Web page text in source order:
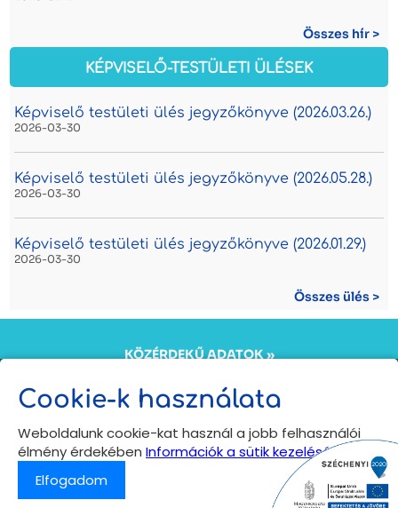
Összes hír >
KÉPVISELŐ-TESTÜLETI ÜLÉSEK
Képviselő testületi ülés jegyzőkönyve (2026.03.26.)
2026-03-30
Képviselő testületi ülés jegyzőkönyve (2026.05.28.)
2026-03-30
Képviselő testületi ülés jegyzőkönyve (2026.01.29.)
2026-03-30
Összes ülés >
Cookie-k használata
Weboldalunk cookie-kat használ a jobb felhasználói
élmény érdekében Információk a sütik kezeléséről
Elfogadom
KÖZÉRDEKŰ ADATOK »
ÖNKORMÁNYZATI INTÉZMÉNYEK ADATKEZELÉSI
TÁJÉKOZTATÓJA »
Copyright © 2024
Bogács település hivatalos honlapja
Minden jog fenntartva